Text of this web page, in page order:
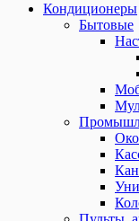
Кондиционеры
Бытовые